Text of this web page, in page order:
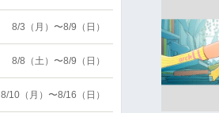
8/3（月）〜8/9（日）
8/8（土）〜8/9（日）
8/10（月）〜8/16（日）